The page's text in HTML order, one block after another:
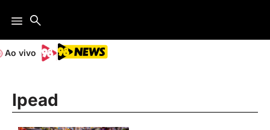
Ao vivo
Ipead